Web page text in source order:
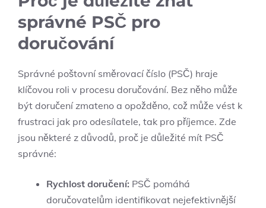
správné PSČ pro
doručování
Správné poštovní směrovací číslo (PSČ) hraje
klíčovou roli v procesu doručování. Bez něho může
být doručení zmateno a opožděno, což může vést k
frustraci jak pro odesílatele, tak pro příjemce. Zde
jsou některé z důvodů, proč je důležité mít PSČ
správné:
Rychlost doručení: PSČ pomáhá
doručovatelům identifikovat nejefektivnější